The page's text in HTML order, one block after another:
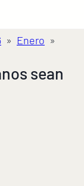
» Enero »
sean